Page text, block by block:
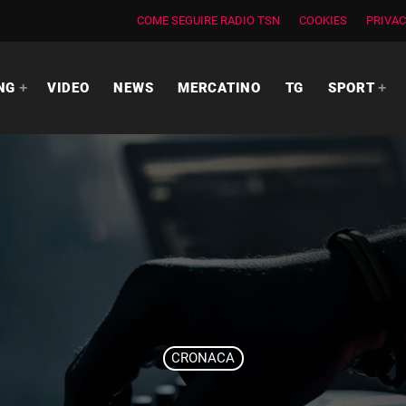
COME SEGUIRE RADIO TSN COOKIES
VIDEO NEWS MERCATINO TG SPORT
CRONACA